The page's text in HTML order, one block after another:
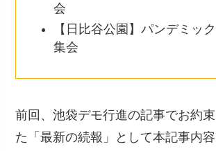
会
【日比谷公園】パンデミッ
集会
前回、池袋デモ行進の記事でお約
た「最新の続報」として本記事内